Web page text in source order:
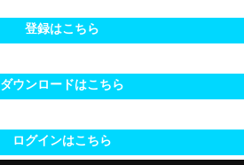
登録はこちら
ダウンロードはこちら
ログインはこちら